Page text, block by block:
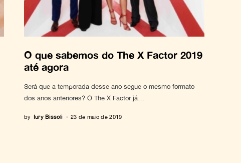
O que sabemos do The X Factor 2019
até agora
Será que a temporada desse ano segue o mesmo formato
dos anos anteriores? O The X Factor já…
by Iury Bissoli 23 de maio de 2019